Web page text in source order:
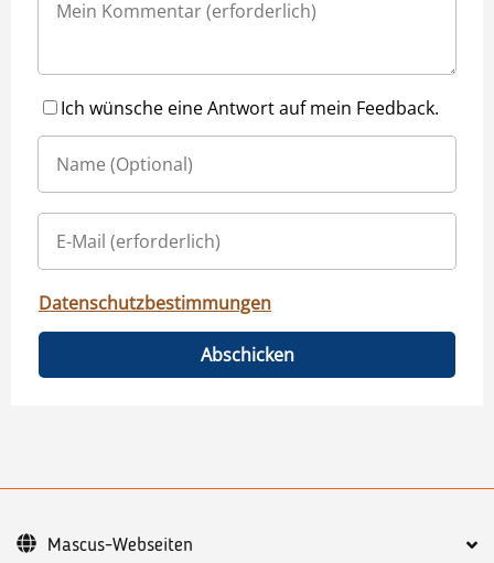
Ich wünsche eine Antwort auf mein Feedback.
Datenschutzbestimmungen
Abschicken
Mascus-Webseiten